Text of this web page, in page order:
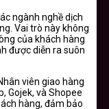
ngành nghề dịch
Vai trò này không
của khách hàng
được diễn ra suôn
viên giao hàng
Gojek, và Shopee
hàng, đảm bảo